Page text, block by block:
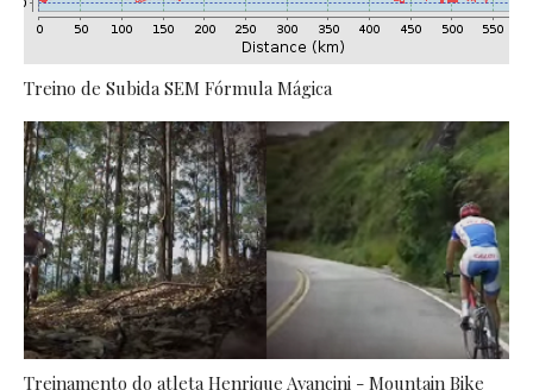
Treino de Subida SEM Fórmula Mágica
Treinamento do atleta Henrique Avancini - Mountain Bike